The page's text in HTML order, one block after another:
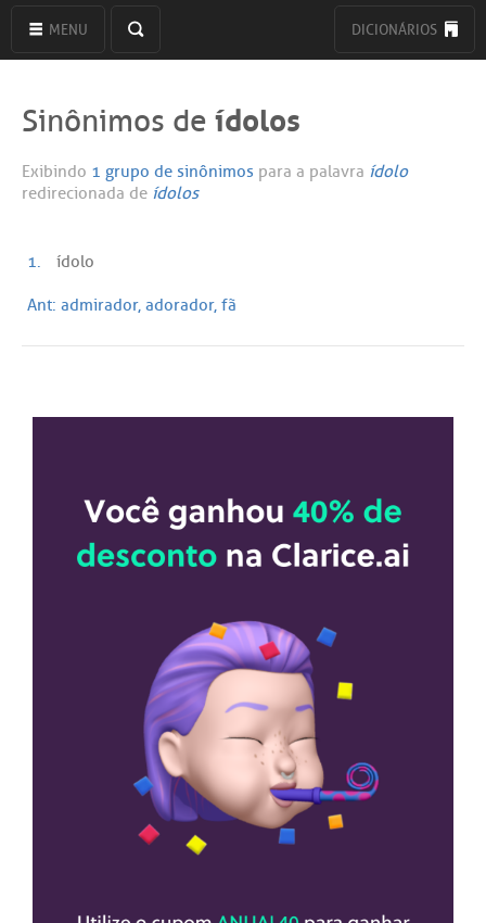
MENU DICIONÁRIOS
Sinônimos de ídolos
Exibindo 1 grupo de sinônimos para a palavra ídolo
redirecionada de ídolos
1.
ídolo
Ant: admirador, adorador, fã